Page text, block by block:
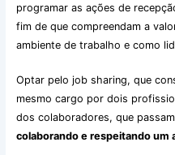
programar as ações de
fim de que compreendam a
ambiente de trabalho e como
Optar pelo job sharing, que
mesmo cargo por dois
dos colaboradores, que
colaborando e respeitando um